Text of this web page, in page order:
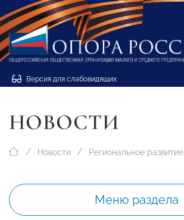
Версия для слабовидящих
НОВОСТИ
Новости Региональное развитие
Меню раздела